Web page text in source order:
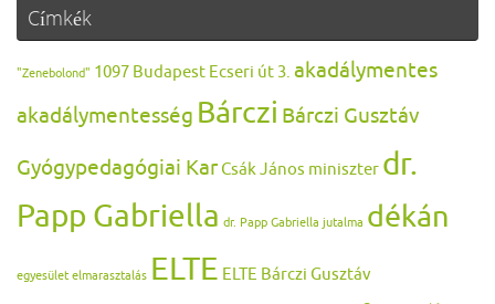
Címkék
"Zenebolond" 1097 Budapest Ecseri út 3. akadálymentes
akadálymentesség Bárczi Bárczi Gusztáv
Gyógypedagógiai KarCsák János miniszter dr.
Papp Gabriella dr. Papp Gabriella jutalma dékán
egyesület elmarasztalás ELTE ELTE Bárczi Gusztáv